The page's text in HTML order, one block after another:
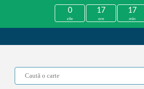
0
zile
17
ore
17
min